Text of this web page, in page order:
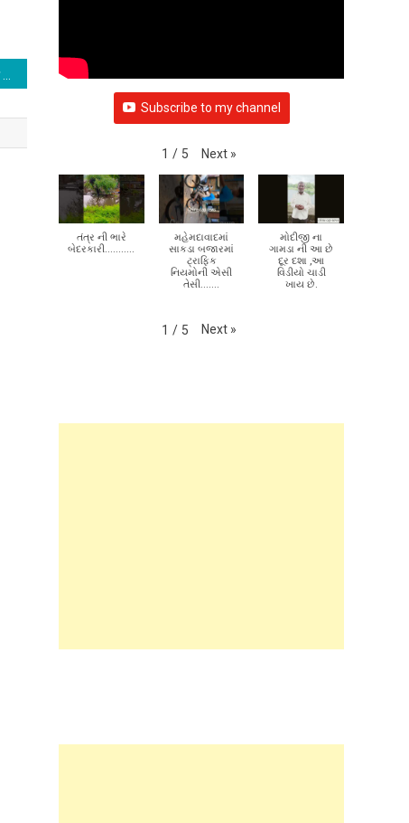
Subscribe to my channel
1 / 5 Next »
તંત્ર ની ભારે
બેદરકારી...........
મહેમદાવાદમાં
સાકડા બજારમાં
ટ્રાફિક
નિયમોની એસી
તેસી.......
મોદીજી ના
ગામડા ની આ છે
દૂર દશા ,આ
વિડીયો ચાડી
ખાય છે.
1 / 5 Next »